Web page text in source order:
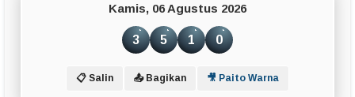
Kamis, 06 Agustus 2026
3 5 1 0
📋 Salin 📤 Bagikan 🎥 Paito Warna